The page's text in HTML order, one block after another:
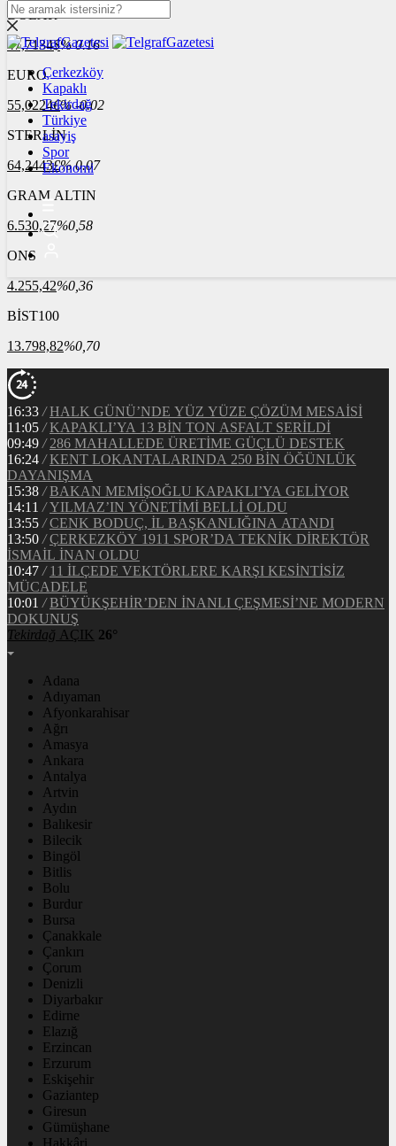
DOLAR
47,7134$% 0.16
EURO
55,0224€% -0.02
STERLİN
64,2443£% 0.07
GRAM ALTIN
6.530,27%0,58
ONS
4.255,42%0,36
BİST100
13.798,82%0,70
Çerkezköy
Kapaklı
Tekirdağ
Türkiye
asayiş
Spor
Ekonomi
16:33 / HALK GÜNÜ’NDE YÜZ YÜZE ÇÖZÜM MESAİSİ
11:05 / KAPAKLI’YA 13 BİN TON ASFALT SERİLDİ
09:49 / 286 MAHALLEDE ÜRETİME GÜÇLÜ DESTEK
16:24 / KENT LOKANTALARINDA 250 BİN ÖĞÜNLÜK
DAYANIŞMA
15:38 / BAKAN MEMİŞOĞLU KAPAKLI’YA GELİYOR
14:11 / YILMAZ’IN YÖNETİMİ BELLİ OLDU
13:55 / CENK BODUÇ, İL BAŞKANLIĞINA ATANDI
13:50 / ÇERKEZKÖY 1911 SPOR’DA TEKNİK DİREKTÖR
İSMAİL İNAN OLDU
10:47 / 11 İLÇEDE VEKTÖRLERE KARŞI KESİNTİSİZ
MÜCADELE
10:01 / BÜYÜKŞEHİR’DEN İNANLI ÇEŞMESİ’NE MODERN
DOKUNUŞ
Tekirdağ AÇIK 26°
Adana
Adıyaman
Afyonkarahisar
Ağrı
Amasya
Ankara
Antalya
Artvin
Aydın
Balıkesir
Bilecik
Bingöl
Bitlis
Bolu
Burdur
Bursa
Çanakkale
Çankırı
Çorum
Denizli
Diyarbakır
Edirne
Elazığ
Erzincan
Erzurum
Eskişehir
Gaziantep
Giresun
Gümüşhane
Hakkâri